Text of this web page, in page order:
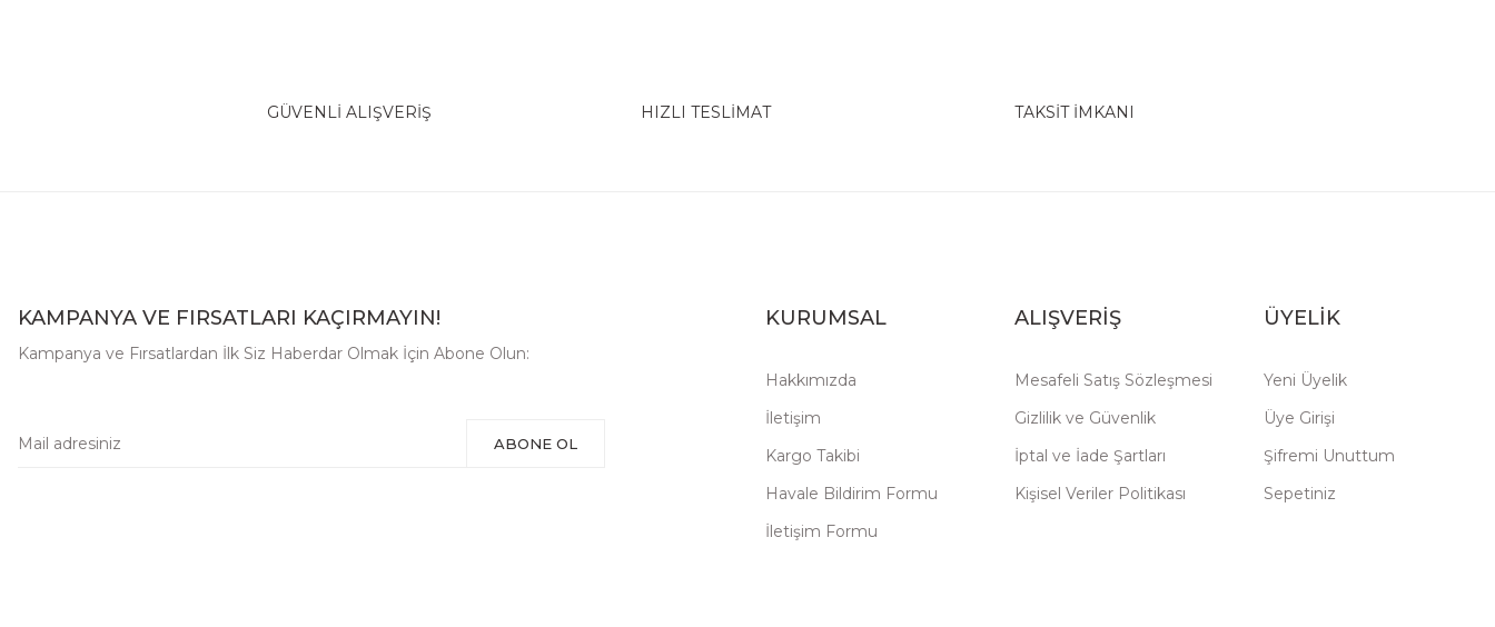
GÜVENLİ ALIŞVERİŞ HIZLI TESLİMAT TAKSİT İMKANI
KAMPANYA VE FIRSATLARI KAÇIRMAYIN!
Kampanya ve Fırsatlardan İlk Siz Haberdar Olmak İçin Abone Olun:
ABONE OL
KURUMSAL
Hakkımızda
İletişim
Kargo Takibi
Havale Bildirim Formu
İletişim Formu
ALIŞVERİŞ
Mesafeli Satış Sözleşmesi
Gizlilik ve Güvenlik
İptal ve İade Şartları
Kişisel Veriler Politikası
ÜYELİK
Yeni Üyelik
Üye Girişi
Şifremi Unuttum
Sepetiniz